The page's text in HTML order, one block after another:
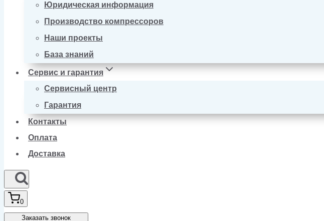
Юридическая информация
Производство компрессоров
Наши проекты
База знаний
Сервис и гарантия
Сервисный центр
Гарантия
Контакты
Оплата
Доставка
0
Заказать звонок